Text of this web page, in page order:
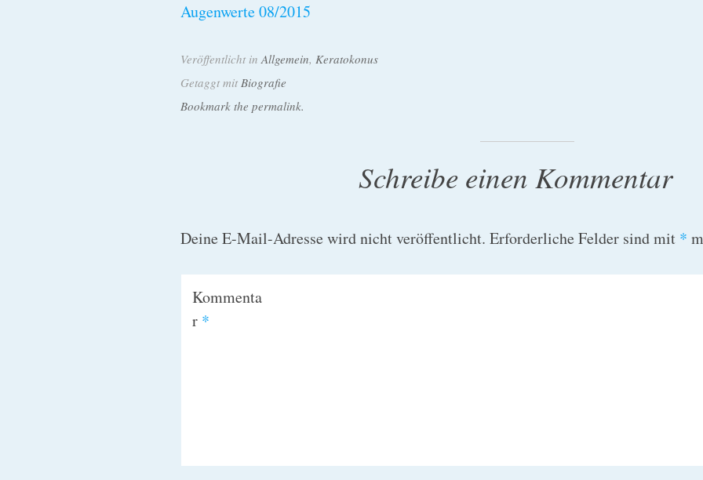
Augenwerte 08/2015
Veröffentlicht inAllgemein, Keratokonus
Getaggt mit Biografie
Bookmark the permalink.
Schreibe einen Kommentar
Deine E-Mail-Adresse wird nicht veröffentlicht. Erforderliche Felder sind mit *
Kommenta
r *